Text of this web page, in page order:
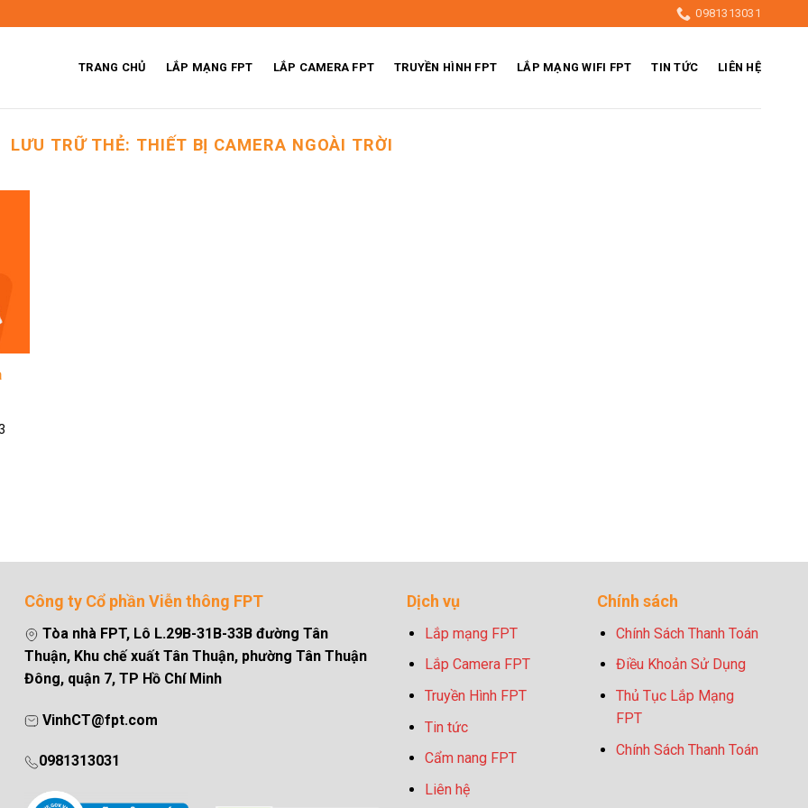
0981313031
TRANG CHỦ LẮP MẠNG FPT LẮP CAMERA FPT TRUYỀN HÌNH FPT LẮP MẠNG WIFI FPT TIN TỨC LIÊN HỆ
LƯU TRỮ THẺ: THIẾT BỊ CAMERA NGOÀI TRỜI
Công ty Cổ phần Viễn thông FPT
Tòa nhà FPT, Lô L.29B-31B-33B đường Tân
Thuận, Khu chế xuất Tân Thuận, phường Tân Thuận
Đông, quận 7, TP Hồ Chí Minh
VinhCT@fpt.com
0981313031
Dịch vụ
Lắp mạng FPT
Lắp Camera FPT
Truyền Hình FPT
Tin tức
Cẩm nang FPT
Liên hệ
Chính sách
Chính Sách Thanh Toán
Điều Khoản Sử Dụng
Thủ Tục Lắp Mạng
FPT
Chính Sách Thanh Toán